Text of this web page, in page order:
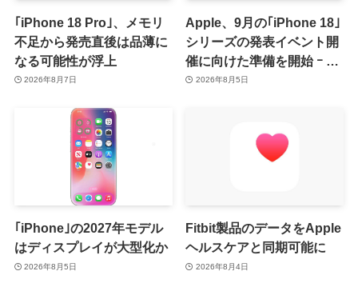
｢iPhone 18 Pro｣、メモリ
不足から発売直後は品薄に
なる可能性が浮上
2026年8月7日
Apple、9月の｢iPhone 18｣
シリーズの発表イベント開
催に向けた準備を開始 ｰ 9
月8日か9月9日に開催見込
2026年8月5日
｢iPhone｣の2027年モデル
はディスプレイが大型化か
2026年8月5日
Fitbit製品のデータをApple
ヘルスケアと同期可能に
2026年8月4日